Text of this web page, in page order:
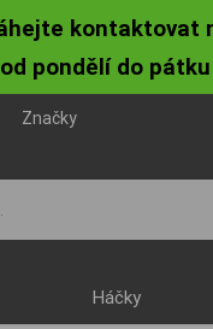
kontaktovat
pondělí do
Značky
Háčky